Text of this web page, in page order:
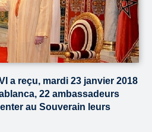
a reçu, mardi 23 janvier 2018
22 ambassadeurs
au Souverain leurs